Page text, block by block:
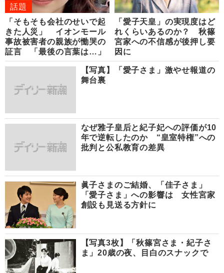
話題
「そもそも会社のせいで起
きた人災」 イオンモール
事故被害者の親族が慟哭の
証言 「最後の言葉は…」
「愛子天皇」の実現度はど
れくらいあるのか？ 秋篠
宮家への不信感が後押し要
因に
【写真】「愛子さま」激やせ報道の
舞台裏
なぜ雅子皇后と紀子妃への評価が10
年で逆転したのか “皇室特権”への
批判と公私教育の差異
眞子さまのご結婚、「佳子さま」
「愛子さま」への影響は 女性宮家
創設も見送る方針に
【写真3枚】「秋篠宮さま・紀子さ
ま」20歳の夜、目白のスナックで